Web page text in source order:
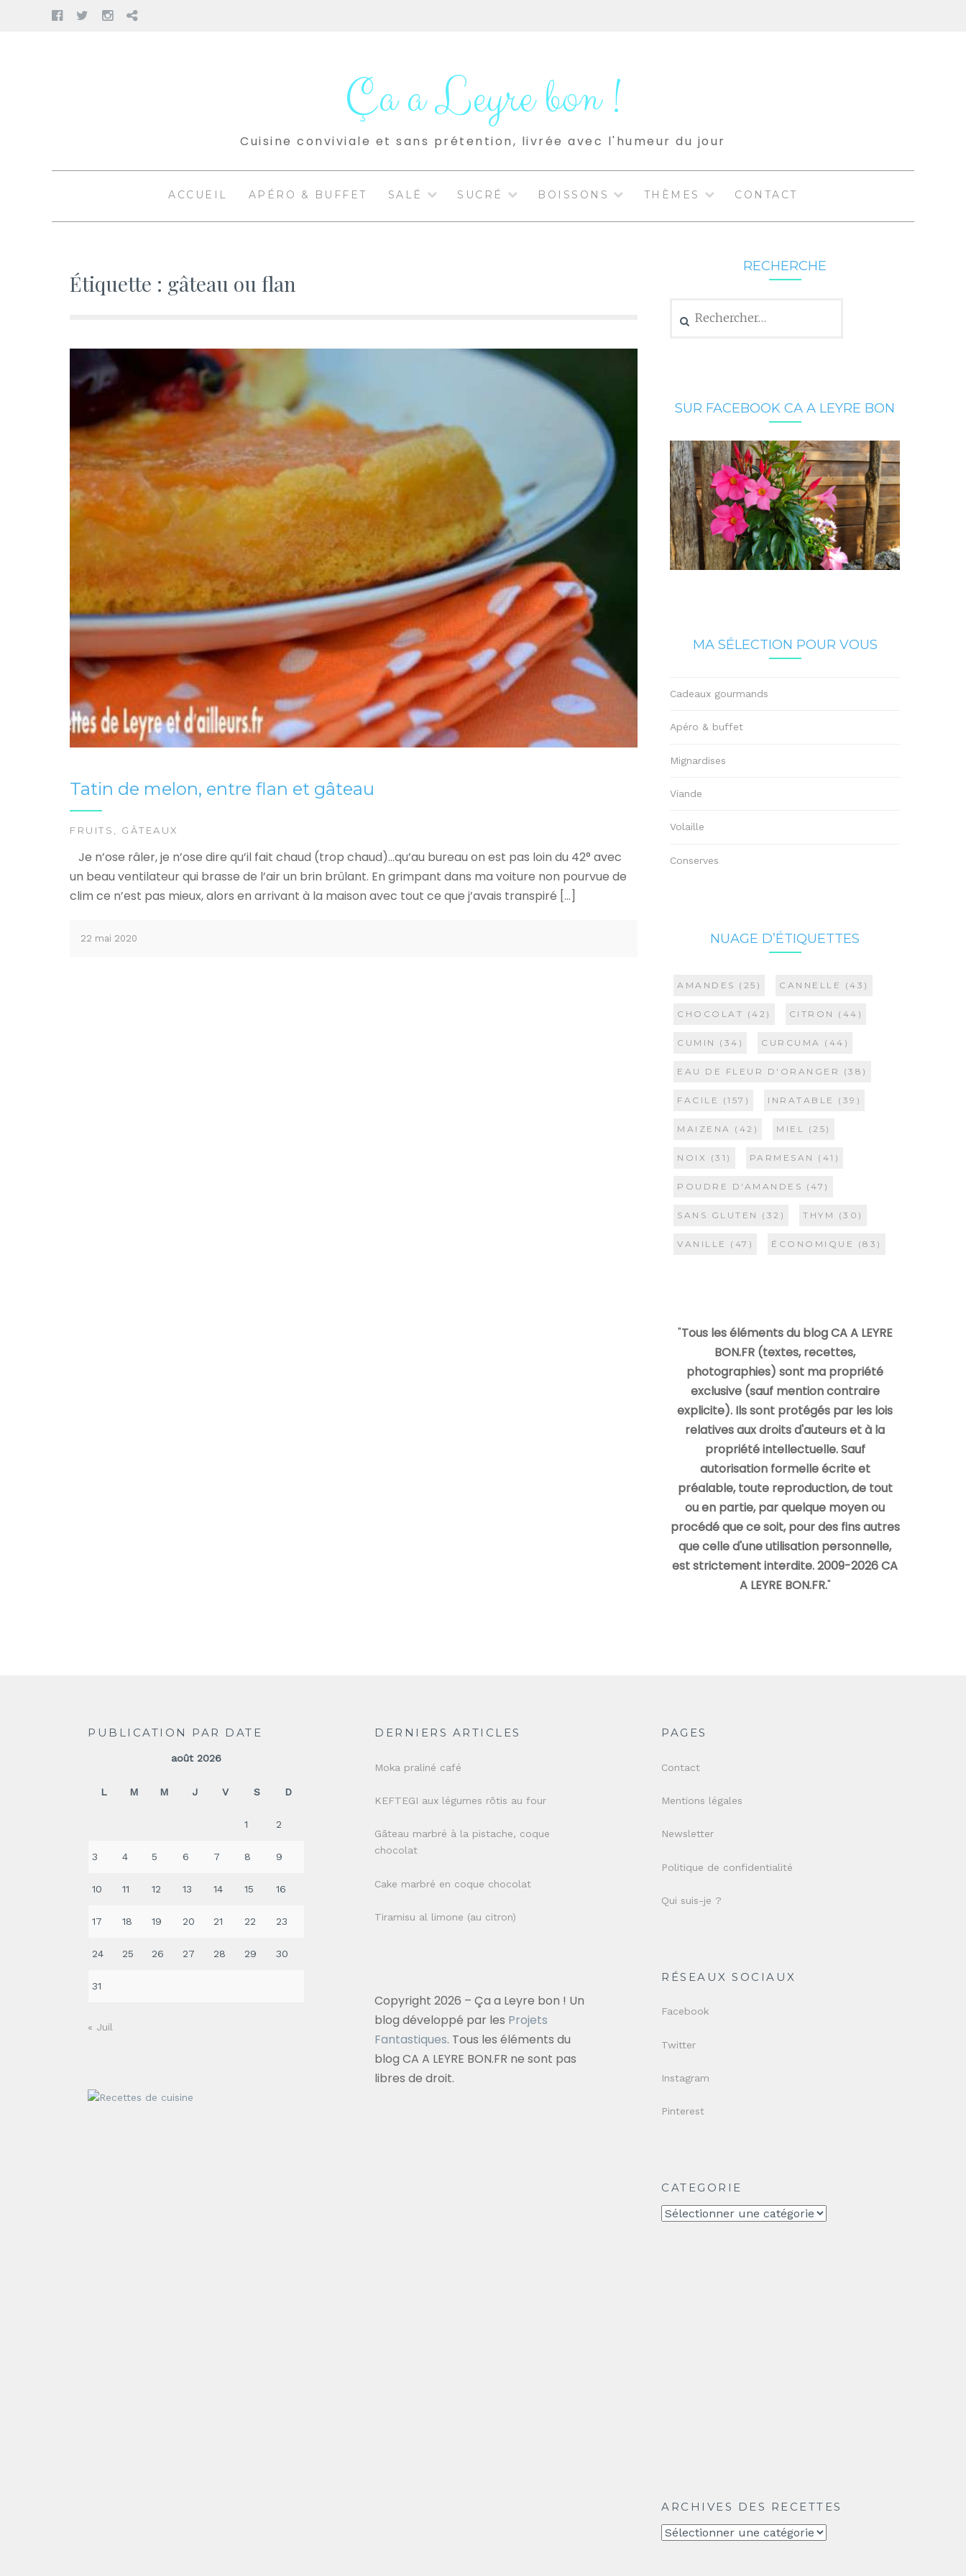
FacebookTwitter
Instagram
Pinterest
Ça a Leyre bon !
Cuisine conviviale et sans prétention, livrée avec l'humeur du jour
ACCUEIL APÉRO & BUFFET SALÉ SUCRÉ BOISSONS THÈMES CONTACT
Étiquette : gâteau ou flan
Tatin de melon, entre flan et gâteau
FRUITS GÂTEAUX
Je n’ose râler, je n’ose dire qu’il fait chaud (trop chaud)…qu’au bureau on est pas loin du 42° avec
un beau ventilateur qui brasse de l’air un brin brûlant. En grimpant dans ma voiture non pourvue de
clim ce n’est pas mieux, alors en arrivant à la maison avec tout ce que j’avais transpiré […]
22 mai 2020
RECHERCHE
SUR FACEBOOK CA A LEYRE BON
MA SÉLECTION POUR VOUS
Cadeaux gourmands
Apéro & buffet
Mignardises
Viande
Volaille
Conserves
NUAGE D’ÉTIQUETTES
AMANDES (25) CANNELLE (43)
CHOCOLAT (42) CITRON (44)
CUMIN (34) CURCUMA (44)
EAU DE FLEUR D'ORANGER (38)
FACILE (157) INRATABLE (39)
MAIZENA (42) MIEL (25)
NOIX (31) PARMESAN (41)
POUDRE D'AMANDES (47)
SANS GLUTEN (32) THYM (30)
VANILLE (47) ÉCONOMIQUE (83)
"Tous les éléments du blog CA A LEYRE
BON.FR (textes, recettes,
photographies) sont ma propriété
exclusive (sauf mention contraire
explicite). Ils sont protégés par les lois
relatives aux droits d'auteurs et à la
propriété intellectuelle. Sauf
autorisation formelle écrite et
préalable, toute reproduction, de tout
ou en partie, par quelque moyen ou
procédé que ce soit, pour des fins autres
que celle d'une utilisation personnelle,
est strictement interdite. 2009-2026 CA
A LEYRE BON.FR."
PUBLICATION PAR DATE
août 2026
L M M J V S D
1 2
3 4 5 6 7 8 9
10 11 12 13 14 15 16
17 18 19 20 21 22 23
24 25 26 27 28 29 30
31
« Juil
DERNIERS ARTICLES
Moka praliné café
KEFTEGI aux légumes rôtis au four
Gâteau marbré à la pistache, coque
chocolat
Cake marbré en coque chocolat
Tiramisu al limone (au citron)
Copyright 2026 – Ça a Leyre bon ! Un
blog développé par les Projets
Fantastiques. Tous les éléments du
blog CA A LEYRE BON.FR ne sont pas
libres de droit.
PAGES
Contact
Mentions légales
Newsletter
Politique de confidentialité
Qui suis-je ?
RÉSEAUX SOCIAUX
Facebook
Twitter
Instagram
Pinterest
CATEGORIE
CATEGORIE
ARCHIVES DES RECETTES
Archives